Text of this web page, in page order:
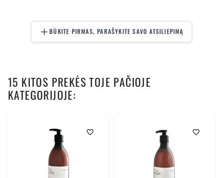
BŪKITE PIRMAS, PARAŠYKITE SAVO ATSILIEPIMĄ
15 KITOS PREKĖS TOJE PAČIOJE
KATEGORIJOJE:
favorite_border favorite_border